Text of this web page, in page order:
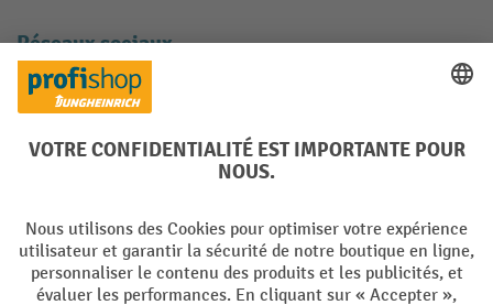
Réseaux sociaux
Facebook
YouTube
LinkedInInstagram